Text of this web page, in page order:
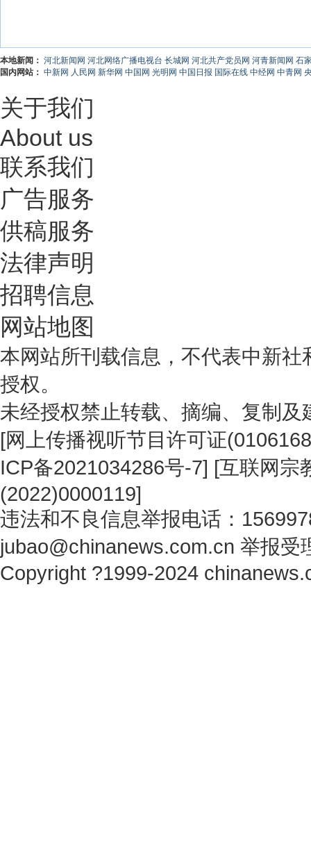
本地新闻： 河北新闻网 河北网络广播电视台 长城网 河北共产党员网 河青新闻网 石
国内网站： 中新网 人民网 新华网 中国网 光明网 中国日报 国际在线 中经网 中青网
关于我们
About us
联系我们
广告服务
供稿服务
法律声明
招聘信息
网站地图
本网站所刊载信息，不代表中新
授权。
未经授权禁止转载、摘编、复制
[网上传播视听节目许可证
ICP备2021034286号-7] [互联网宗
(2022)0000119]
违法和不良信息举报电话：
jubao@chinanews.com.cn 举报受
Copyright ?1999-2024